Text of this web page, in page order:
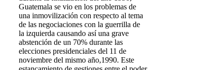
Guatemala se vio en los problemas de
una inmovilización con respecto al tema
de las negociaciones con la guerrilla de
la izquierda causando así una grave
abstención de un 70% durante las
elecciones presidenciales del 11 de
noviembre del mismo año,1990. Este